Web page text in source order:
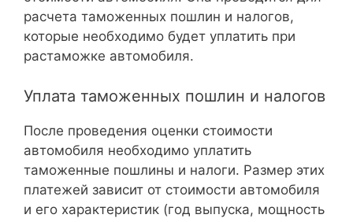
расчета таможенных пошлин и налогов,
которые необходимо будет уплатить при
растаможке автомобиля.
Уплата таможенных пошлин и налогов
После проведения оценки стоимости
автомобиля необходимо уплатить
таможенные пошлины и налоги. Размер этих
платежей зависит от стоимости автомобиля
и его характеристик (год выпуска, мощность